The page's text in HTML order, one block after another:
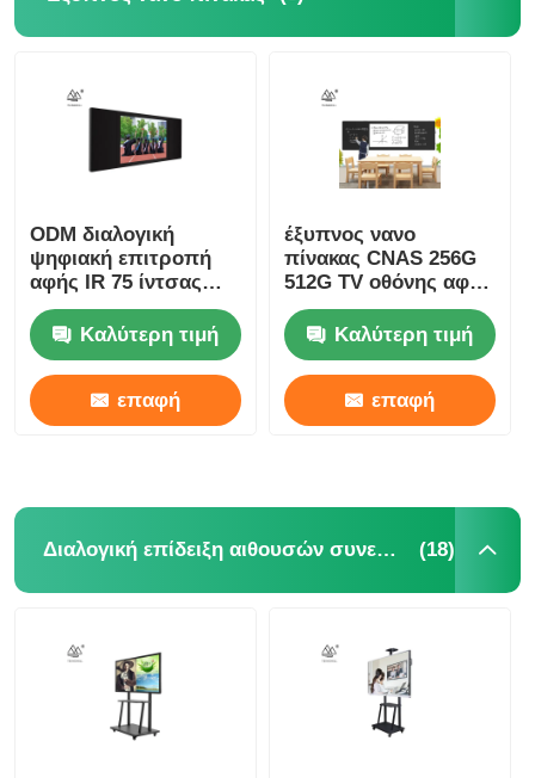
ODM διαλογική
ψηφιακή επιτροπή
αφής IR 75 ίντσας
έξυπνη νανο
οδηγημένη πίνακας
Καλύτερη τιμή
επαφή
έξυπνος νανο
πίνακας CNAS 256G
512G TV οθόνης αφής
86 ίντσας
Καλύτερη τιμή
επαφή
Διαλογική επίδειξη αιθουσών συνεδριάσεων (18)